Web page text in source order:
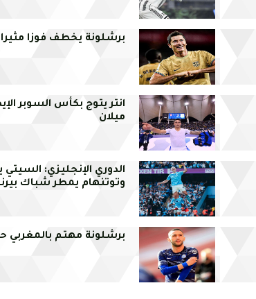
برشلونة يخطف فوزا مثيرا
انتر يتوج بكأس السوبر
ميلان
الدوري الإنجليزي:
وتوتنهام يمطر شباك
برشلونة مهتم بالمغربي